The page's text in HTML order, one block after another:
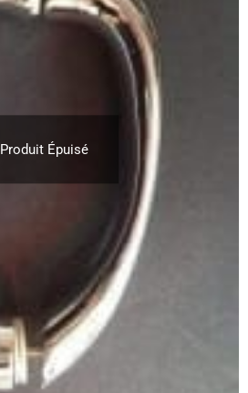
Produit Épuisé